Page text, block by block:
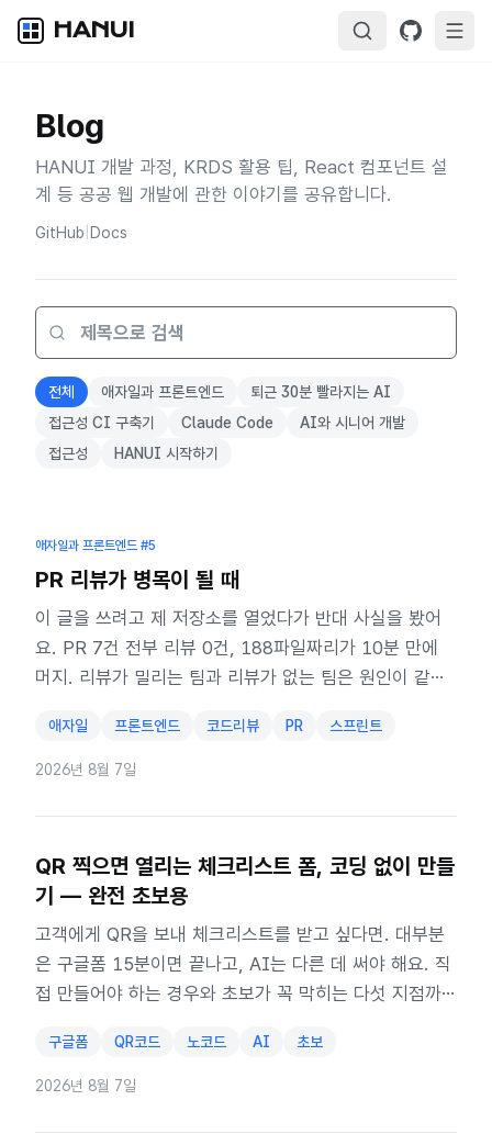
HANUI
Blog
HANUI 개발 과정, KRDS 활용 팁, React 컴포넌트 설
계 등 공공 웹 개발에 관한 이야기를 공유합니다.
GitHub Docs
전체 애자일과 프론트엔드
퇴근 30분 빨라지는 AI
접근성 CI 구축기
Claude Code
AI와 시니어 개발
접근성
HANUI 시작하기
애자일과 프론트엔드 #5
PR 리뷰가 병목이 될 때
이 글을 쓰려고 제 저장소를 열었다가 반대 사실을 봤어
요. PR 7건 전부 리뷰 0건, 188파일짜리가 10분 만에
머지. 리뷰가 밀리는 팀과 리뷰가 없는 팀은 원인이 같습
애자일 프론트엔드 코드리뷰 PR 스프린트
2026년 8월 7일
QR 찍으면 열리는 체크리스트 폼, 코딩 없이 만들
기 — 완전 초보용
고객에게 QR을 보내 체크리스트를 받고 싶다면. 대부분
은 구글폼 15분이면 끝나고, AI는 다른 데 써야 해요. 직
접 만들어야 하는 경우와 초보가 꼭 막히는 다섯 지점까
구글폼 QR코드 노코드 AI 초보
2026년 8월 7일